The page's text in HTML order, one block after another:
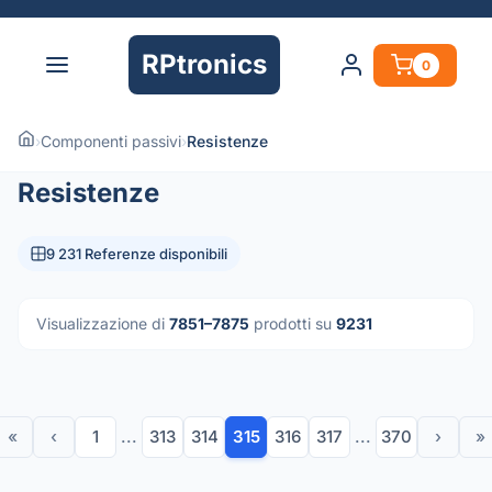
RPtronics 0
›Componenti passivi›Resistenze
Resistenze
9 231 Referenze disponibili
Visualizzazione di 7851–7875 prodotti su 9231
« ‹ 1 ... 313 314 315 316 317 ... 370 › »